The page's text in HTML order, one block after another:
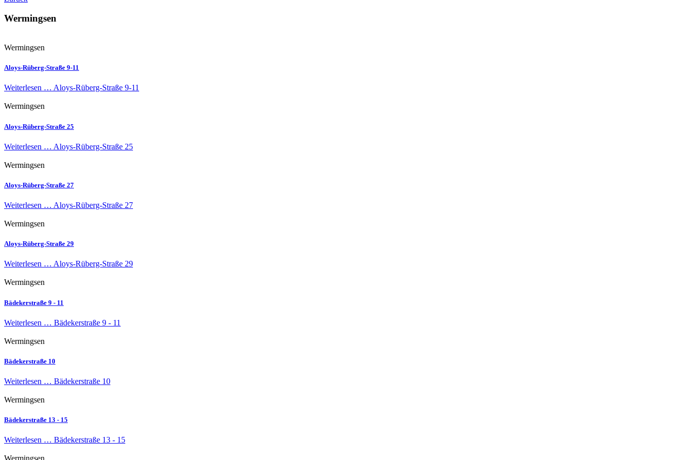
Wermingsen
Wermingsen
Aloys-Rüberg-Straße 9-11
Weiterlesen … Aloys-Rüberg-Straße 9-11
Wermingsen
Aloys-Rüberg-Straße 25
Weiterlesen … Aloys-Rüberg-Straße 25
Wermingsen
Aloys-Rüberg-Straße 27
Weiterlesen … Aloys-Rüberg-Straße 27
Wermingsen
Aloys-Rüberg-Straße 29
Weiterlesen … Aloys-Rüberg-Straße 29
Wermingsen
Bädekerstraße 9 - 11
Weiterlesen … Bädekerstraße 9 - 11
Wermingsen
Bädekerstraße 10
Weiterlesen … Bädekerstraße 10
Wermingsen
Bädekerstraße 13 - 15
Weiterlesen … Bädekerstraße 13 - 15